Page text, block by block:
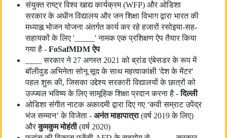
संयुक्त राष्ट्र विश्व खाद्य कार्यक्रम (WFP) और ओडिशा
सरकार के अधीन विद्यालय और जन शिक्षा विभाग द्वारा भारत की
मध्याह्न भोजन योजना अंतर्गत कार्य कर रहे हजारों रसोइया-सह-
सहायकों के लिए '_____' नामक एक प्रशिक्षण ऐप तैयार किया
गया है - FoSafMDM ऐप
____ सरकार ने 27 अगस्त 2021 को ब्रांड एंबेसडर के रूप में
बॉलीवुड अभिनेता सोनू सूद के साथ महत्वाकांक्षी 'देश के मेंटर'
पहल शुरू की, जिसका उद्देश्य सरकारी विद्यालयों के छात्रों को
उज्ज्वल भविष्य के लिए सामूहिक शिक्षा प्रदान करना है - दिल्ली
ओडिशा संगीत नाटक अकादमी द्वारा दिए गए ‘कवी सम्राट उपेंद्र
भंज सम्मान’ के विजेता - अनंत माहापात्रा (वर्ष 2019 के लिए)
और कुमकुम मोहंती (वर्ष 2020)